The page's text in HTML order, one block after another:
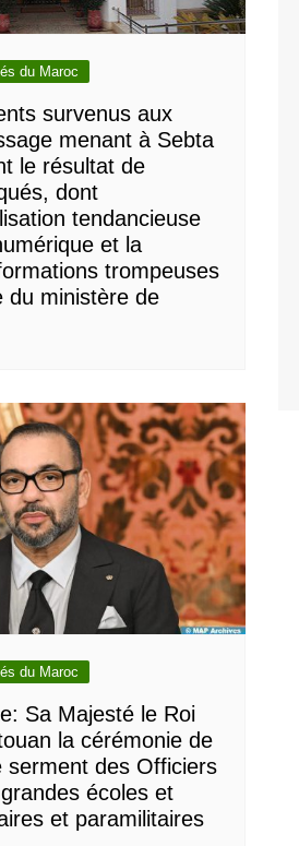
du Maroc
survenus aux
menant à Sebta
le résultat de
dont
tendancieuse
et la
trompeuses
du ministère de
du Maroc
Sa Majesté le Roi
la cérémonie de
serment des Officiers
écoles et
et paramilitaires